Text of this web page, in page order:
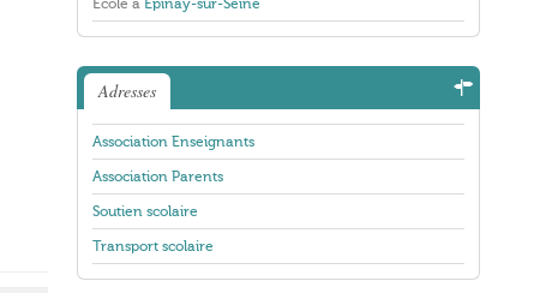
École à Épinay-sur-Seine
Adresses
Association Enseignants
Association Parents
Soutien scolaire
Transport scolaire